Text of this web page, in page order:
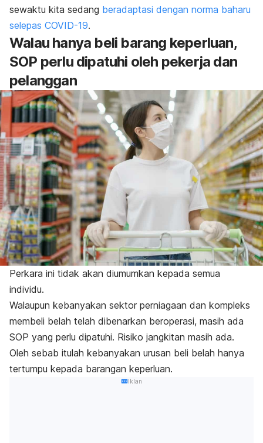
sewaktu kita sedang beradaptasi dengan norma baharu
selepas COVID-19.
Walau hanya beli barang keperluan,
SOP perlu dipatuhi oleh pekerja dan
pelanggan
Perkara ini tidak akan diumumkan kepada semua
individu.
Walaupun kebanyakan sektor perniagaan dan kompleks
membeli belah telah dibenarkan beroperasi, masih ada
SOP yang perlu dipatuhi. Risiko jangkitan masih ada.
Oleh sebab itulah kebanyakan urusan beli belah hanya
tertumpu kepada barangan keperluan.
Iklan